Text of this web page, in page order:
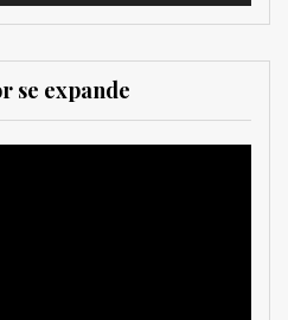
se expande